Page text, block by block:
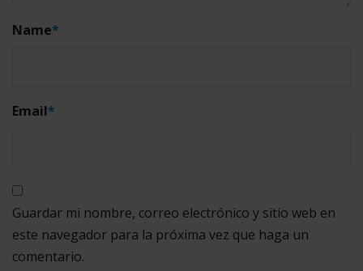
Name*
Email*
Guardar mi nombre, correo electrónico y sitio web en
este navegador para la próxima vez que haga un
comentario.